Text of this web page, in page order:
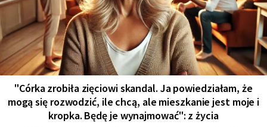
"Córka zrobiła zięciowi skandal. Ja powiedziałam, że
mogą się rozwodzić, ile chcą, ale mieszkanie jest moje i
kropka. Będę je wynajmować": z życia